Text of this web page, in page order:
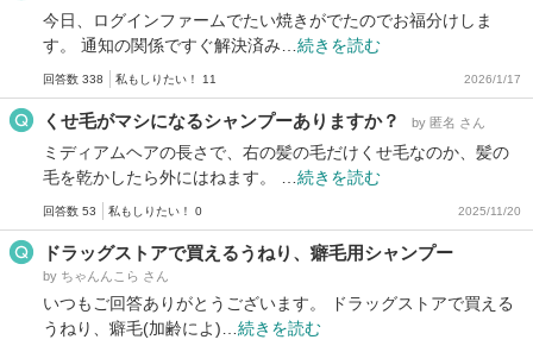
今日、ログインファームでたい焼きがでたのでお福分けしま
す。 通知の関係ですぐ解決済み… 続きを読む
回答数 338 私もしりたい！ 11 2026/1/17
くせ毛がマシになるシャンプーありますか？ by 匿名 さん
ミディアムヘアの長さで、右の髪の毛だけくせ毛なのか、髪の
毛を乾かしたら外にはねます。 … 続きを読む
回答数 53 私もしりたい！ 0 2025/11/20
ドラッグストアで買えるうねり、癖毛用シャンプー
by ちゃんんこら さん
いつもご回答ありがとうございます。 ドラッグストアで買える
うねり、癖毛(加齢によ)… 続きを読む